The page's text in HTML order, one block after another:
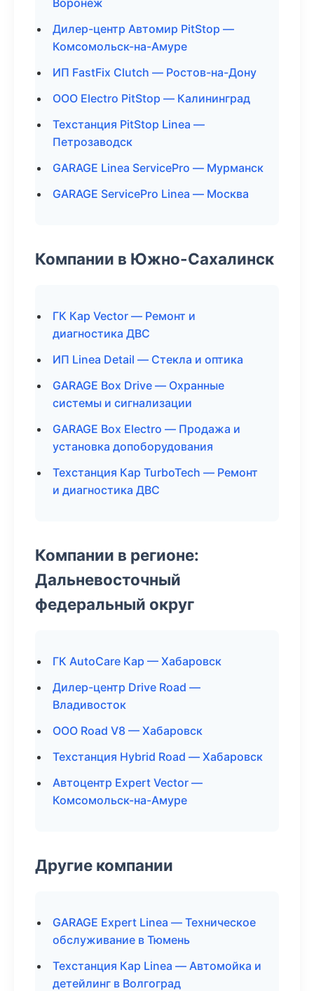
Воронеж
Дилер-центр Автомир PitStop —
Комсомольск-на-Амуре
ИП FastFix Clutch — Ростов-на-Дону
ООО Electro PitStop — Калининград
Техстанция PitStop Linea —
Петрозаводск
GARAGE Linea ServicePro — Мурманск
GARAGE ServicePro Linea — Москва
Компании в Южно-Сахалинск
ГК Кар Vector — Ремонт и
диагностика ДВС
ИП Linea Detail — Стекла и оптика
GARAGE Box Drive — Охранные
системы и сигнализации
GARAGE Box Electro — Продажа и
установка допоборудования
Техстанция Кар TurboTech — Ремонт
и диагностика ДВС
Компании в регионе:
Дальневосточный
федеральный округ
ГК AutoCare Кар — Хабаровск
Дилер-центр Drive Road —
Владивосток
ООО Road V8 — Хабаровск
Техстанция Hybrid Road — Хабаровск
Автоцентр Expert Vector —
Комсомольск-на-Амуре
Другие компании
GARAGE Expert Linea — Техническое
обслуживание в Тюмень
Техстанция Кар Linea — Автомойка и
детейлинг в Волгоград